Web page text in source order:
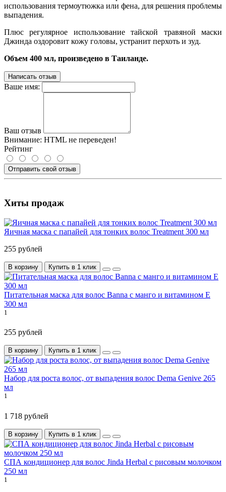
использования термоутюжка или фена, для решения проблемы
выпадения.
Плюс регулярное использование тайской травяной маски
Джинда оздоровит кожу головы, устранит перхоть и зуд.
Объем 400 мл, произведено в Таиланде.
Написать отзыв
Ваше имя:
Ваш отзыв
Внимание: HTML не переведен!
Рейтинг
Отправить свой отзыв
Хиты продаж
Яичная маска с папайей для тонких волос Treatment 300 мл
255 рублей
В корзину Купить в 1 клик
Питательная маска для волос Banna с манго и витамином Е
300 мл
1
255 рублей
В корзину Купить в 1 клик
Набор для роста волос, от выпадения волос Dema Genive 265
мл
1
1 718 рублей
В корзину Купить в 1 клик
СПА кондиционер для волос Jinda Herbal с рисовым молочком
250 мл
1